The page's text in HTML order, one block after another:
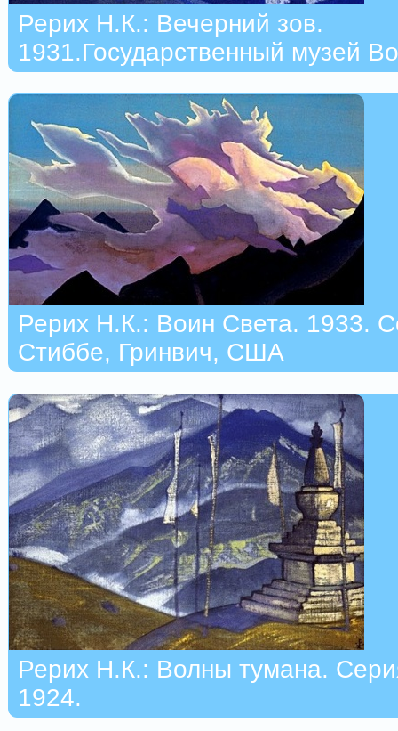
Рерих Н.К.: Вечерний зов.
1931.Государственный музей
Рерих Н.К.: Воин Света. 1933.
Стиббе, Гринвич, США
Рерих Н.К.: Волны тумана.
1924.